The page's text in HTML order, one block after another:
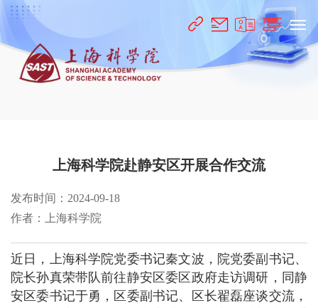
上海科学院赴静安区开展合作交流
发布时间：2024-09-18
作者：上海科学院
近日，上海科学院党委书记秦文波，院党委副书记、
院长孙真荣带队前往静安区委区政府走访调研，同静
安区委书记于勇，区委副书记、区长翟磊座谈交流，